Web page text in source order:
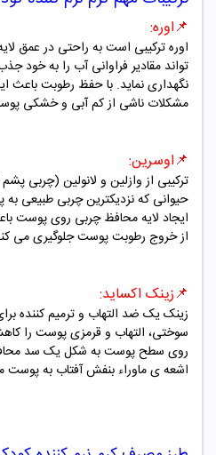
📌اوره:
اوره ترکیبی است به راحتی در عمق
تواند مقادیر فراوانی آب را به خود
نگهداری نماید. با حفظ رطوبت باعث
مشکلات ناشی از کم آبی و خشکی
📌اوسرین:
ترکیبی از وازلین و لانولین (چربی
حیوانی که نزدیکترین چربی طبیعی
ایجاد لایه محافظ چربی روی پوست
از خروج رطوبت پوست جلوگیری می
📌زینک اکساید:
زینک یک ضد التهاب و ترمیم کننده
سوختی، التهاب و قرمزی پوست را
روی سطح پوست به شکل یک سد
اشعه ی ماوراء بنفش آفتاب به